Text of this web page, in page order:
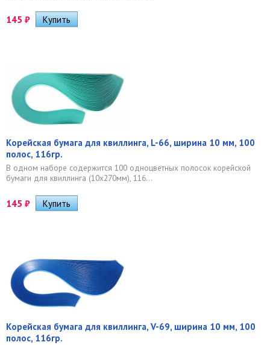
145 ₽
Корейская бумага для квиллинга, L-66, ширина 10 мм, 100
полос, 116гр.
В одном наборе содержится 100 одноцветных полосок корейской
бумаги для квиллинга (10х270мм), 116...
145 ₽
Корейская бумага для квиллинга, V-69, ширина 10 мм, 100
полос, 116гр.